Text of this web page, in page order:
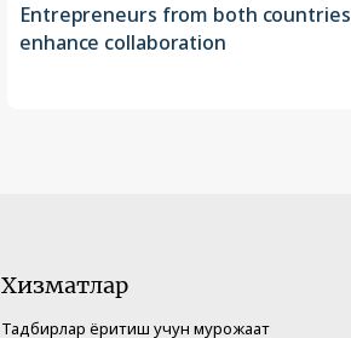
Entrepreneurs from both countries
enhance collaboration
Хизматлар
Тадбирлар ёритиш учун мурожаат